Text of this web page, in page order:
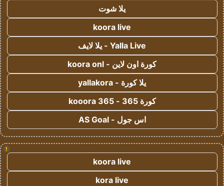
يلا شوت
koora live
Yalla Live - يلا لايف
كورة اون لاين - koora onl
يلا كورة - yallakora
كورة 365 - kooora 365
اس جول - AS Goal
!
koora live
kora live